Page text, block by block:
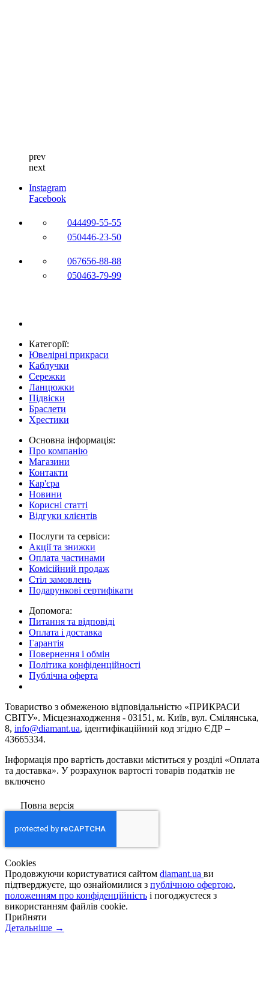
prev
next
Instagram
Facebook
044499-55-55
050446-23-50
067656-88-88
050463-79-99
Категорії:
Ювелірні прикраси
Каблучки
Сережки
Ланцюжки
Підвіски
Браслети
Хрестики
Основна інформація:
Про компанію
Магазини
Контакти
Кар'єра
Новини
Корисні статті
Відгуки клієнтів
Послуги та сервіси:
Акції та знижки
Оплата частинами
Комісійний продаж
Стіл замовлень
Подарункові сертифікати
Допомога:
Питання та відповіді
Оплата і доставка
Гарантія
Повернення і обмін
Політика конфіденційності
Публічна оферта
Товариство з обмеженою вiдповiдальнiстю «ПРИКРАСИ
СВІТУ». Місцезнаходження - 03151, м. Київ, вул. Смілянська,
8, info@diamant.ua, ідентифікаційний код згідно ЄДР –
43665334.
Інформація про вартість доставки міститься у розділі «Оплата
та доставка». У розрахунок вартості товарів податків не
включено
Повна версія
Сookies
Продовжуючи користуватися сайтом diamant.ua ви
підтверджуєте, що ознайомилися з публічною офертою,
положенням про конфіденційність і погоджуєтеся з
використанням файлів cookie.
Прийняти
Детальніше →